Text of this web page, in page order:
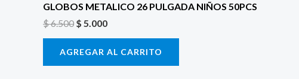
GLOBOS METALICO 26 PULGADA NIÑOS 50PCS
$6.500 $ 5.000
AGREGAR AL CARRITO